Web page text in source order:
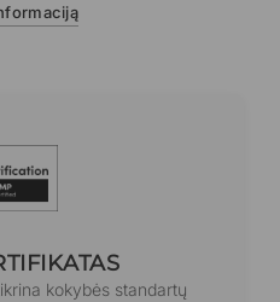
kokybės standartų